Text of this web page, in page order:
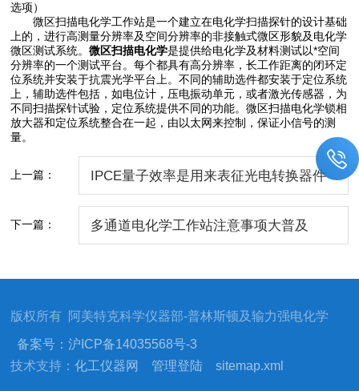
选项）
微区扫描电化学工作站是一个建立在电化学扫描探针的设计基础
上的，进行高测量分辨率及空间分辨率的非接触式微区形貌及电化学
微区测试系统。微区扫描电化学是提供给电化学及材料测试以*空间
分辨率的一个测试平台。每个都具有高分辨率，长工作距离的闭环定
位系统并安装于抗震光学平台上。不同的辅助选件都安装于定位系统
上，辅助选件包括，如电位计，压电振动单元，或者激光传感器，为
不同扫描探针试验，定位系统提供不同的功能。微区扫描电化学锁相
放大器和定位系统整合在一起，由以太网来控制，保证小信号的测
量。
上一篇： IPCE量子效率是用来表征光电转换器件
下一篇： 多通道电化学工作站注意事项大普及
版权所有 阿美特克科学仪器部-普林斯顿及输力强电化学
备案号：沪ICP备14035568号-3
技术支持：化工仪器网 管理登陆 sitemap.xml